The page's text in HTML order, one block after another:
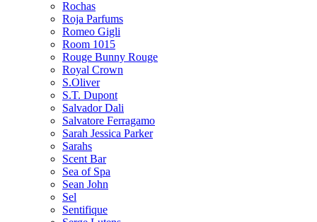
Rochas
Roja Parfums
Romeo Gigli
Room 1015
Rouge Bunny Rouge
Royal Crown
S.Oliver
S.T. Dupont
Salvador Dali
Salvatore Ferragamo
Sarah Jessica Parker
Sarahs
Scent Bar
Sea of Spa
Sean John
Sel
Sentifique